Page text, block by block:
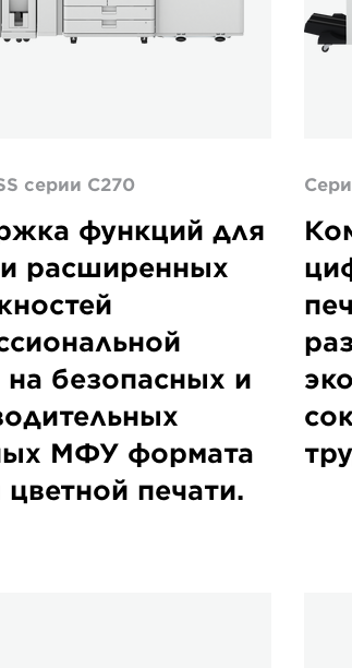
серии C270
функций для
расширенных
на безопасных и
МФУ формата
печати.